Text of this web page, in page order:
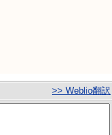
>> Weblio翻訳